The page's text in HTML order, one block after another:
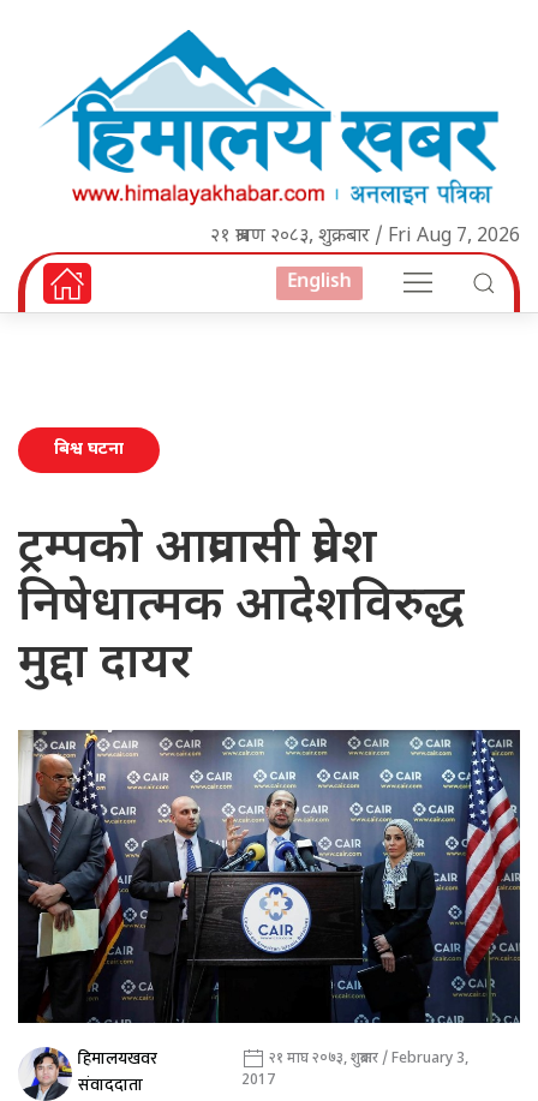
२१ श्रावण २०८३, शुक्रबार / Fri Aug 7, 2026
English
बिश्व घटना
ट्रम्पको आप्रवासी प्रवेश
निषेधात्मक आदेशविरुद्ध
मुद्दा दायर
हिमालयखवर
संवाददाता
२१ माघ २०७३, शुक्रबार / February 3,
2017